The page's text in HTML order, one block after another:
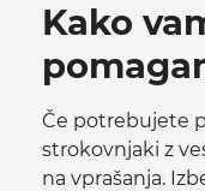
Kako
Če potrebujete
strokovnjaki z
na vprašanja.